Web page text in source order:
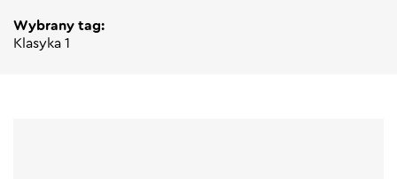
Wybrany tag:
Klasyka 1